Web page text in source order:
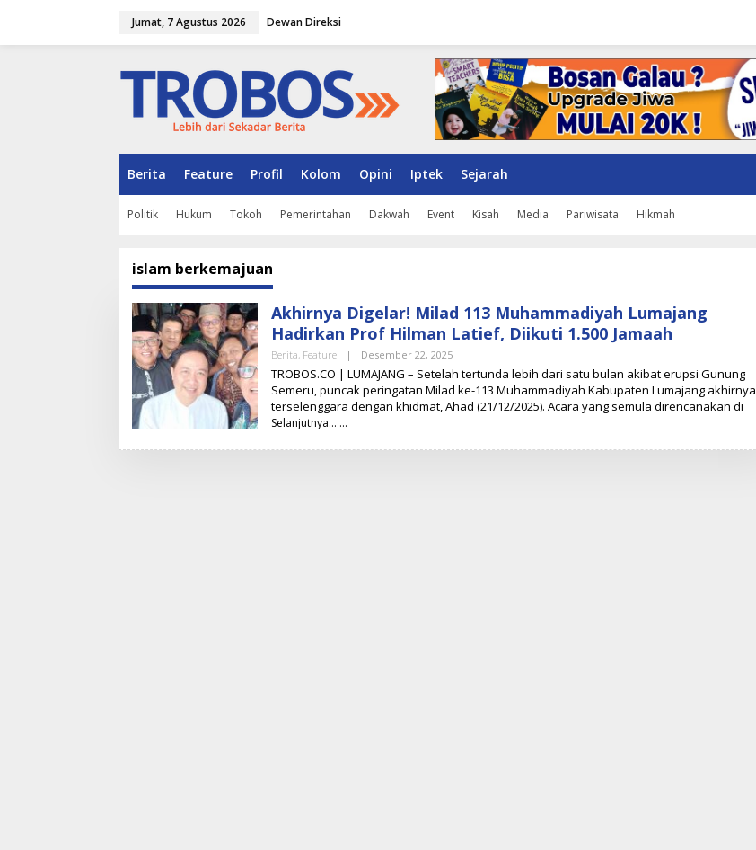
Jumat, 7 Agustus 2026 Dewan Direksi
Berita Feature Profil Kolom Opini Iptek Sejarah
Politik Hukum Tokoh Pemerintahan Dakwah Event Kisah Media Pariwisata Hikmah
islam berkemajuan
Akhirnya Digelar! Milad 113 Muhammadiyah Lumajang
Hadirkan Prof Hilman Latief, Diikuti 1.500 Jamaah
Berita, Feature | Desember 22, 2025
L
E
H
T
E
TROBOS.CO | LUMAJANG – Setelah tertunda lebih dari satu bulan akibat erupsi Gunung
Semeru, puncak peringatan Milad ke-113 Muhammadiyah Kabupaten Lumajang akhirnya
terselenggara dengan khidmat, Ahad (21/12/2025). Acara yang semula direncanakan di
Selanjutnya…